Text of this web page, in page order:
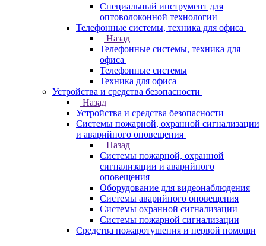
Специальный инструмент для
оптоволоконной технологии
Телефонные системы, техника для офиса
Назад
Телефонные системы, техника для
офиса
Телефонные системы
Техника для офиса
Устройства и средства безопасности
Назад
Устройства и средства безопасности
Системы пожарной, охранной сигнализации
и аварийного оповещения
Назад
Системы пожарной, охранной
сигнализации и аварийного
оповещения
Оборудование для видеонаблюдения
Системы аварийного оповещения
Системы охранной сигнализации
Системы пожарной сигнализации
Средства пожаротушения и первой помощи